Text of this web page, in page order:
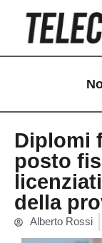
contenuto
Diplomi
posto
della
Alberto Rossi